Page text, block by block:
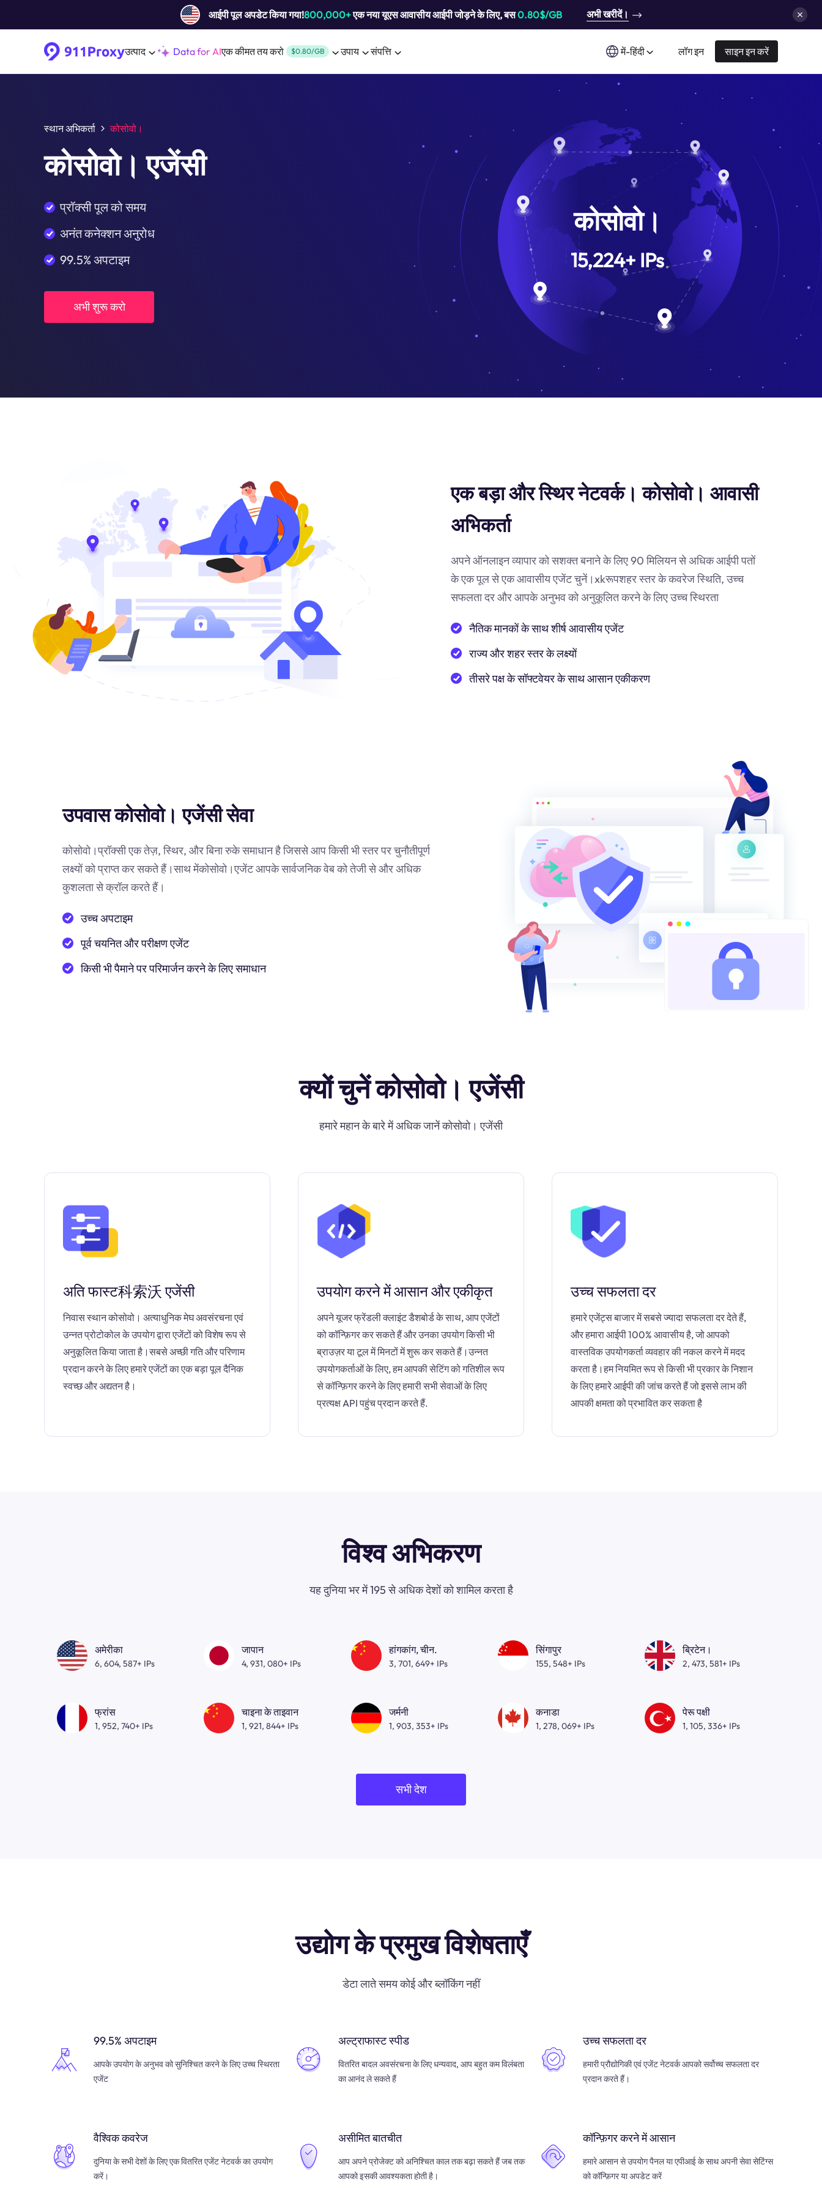
आईपी ​​पूल अपडेट किया गया!800,000+एक नया यूएस आवासीय आईपी जोड़ने के लिए, बस0.80$/GB अभी खरीदें।
उत्पाद Data for AIएक कीमत तय करो $0.80/GB उपाय संपत्ति में-हिंदी लॉग इन साइन इन करें
स्थान अभिकर्ता कोसोवो।
कोसोवो। एजेंसी
प्रॉक्सी पूल को समय
अनंत कनेक्शन अनुरोध
99.5% अपटाइम
अभी शुरू करो
कोसोवो।
15,224+ IPs
एक बड़ा और स्थिर नेटवर्क। कोसोवो। आवासी
अभिकर्ता
अपने ऑनलाइन व्यापार को सशक्त बनाने के लिए 90 मिलियन से अधिक आईपी पतों
के एक पूल से एक आवासीय एजेंट चुनें।xkरूपशहर स्तर के कवरेज स्थिति, उच्च
सफलता दर और आपके अनुभव को अनुकूलित करने के लिए उच्च स्थिरता
नैतिक मानकों के साथ शीर्ष आवासीय एजेंट
राज्य और शहर स्तर के लक्ष्यों
तीसरे पक्ष के सॉफ्टवेयर के साथ आसान एकीकरण
उपवास कोसोवो। एजेंसी सेवा
कोसोवो।प्रॉक्सी एक तेज़, स्थिर, और बिना रुके समाधान है जिससे आप किसी भी स्तर पर चुनौतीपूर्ण
लक्ष्यों को प्राप्त कर सकते हैं।साथ मेंकोसोवो।एजेंट आपके सार्वजनिक वेब को तेजी से और अधिक
कुशलता से क्रॉल करते हैं।
उच्च अपटाइम
पूर्व चयनित और परीक्षण एजेंट
किसी भी पैमाने पर परिमार्जन करने के लिए समाधान
क्यों चुनें कोसोवो। एजेंसी
हमारे महान के बारे में अधिक जानें कोसोवो। एजेंसी
अति फास्ट科索沃 एजेंसी
निवास स्थान कोसोवो। अत्याधुनिक मेघ अवसंरचना एवं
उन्नत प्रोटोकोल के उपयोग द्वारा एजेंटों को विशेष रूप से
अनुकूलित किया जाता है।सबसे अच्छी गति और परिणाम
प्रदान करने के लिए हमारे एजेंटों का एक बड़ा पूल दैनिक
स्वच्छ और अद्यतन है।
उपयोग करने में आसान और एकीकृत
अपने यूजर फ्रेंडली क्लाइंट डैशबोर्ड के साथ, आप एजेंटों
को कॉन्फ़िगर कर सकते हैं और उनका उपयोग किसी भी
ब्राउज़र या टूल में मिनटों में शुरू कर सकते हैं।उन्नत
उपयोगकर्ताओं के लिए, हम आपकी सेटिंग को गतिशील रूप
से कॉन्फ़िगर करने के लिए हमारी सभी सेवाओं के लिए
प्रत्यक्ष API पहुंच प्रदान करते हैं.
उच्च सफलता दर
हमारे एजेंट्स बाजार में सबसे ज्यादा सफलता दर देते हैं,
और हमारा आईपी 100% आवासीय है, जो आपको
वास्तविक उपयोगकर्ता व्यवहार की नकल करने में मदद
करता है।हम नियमित रूप से किसी भी प्रकार के निशान
के लिए हमारे आईपी की जांच करते हैं जो इससे लाभ की
आपकी क्षमता को प्रभावित कर सकता है
विश्व अभिकरण
यह दुनिया भर में 195 से अधिक देशों को शामिल करता है
अमेरीका
6, 604, 587+ IPs
जापान
4, 931, 080+ IPs
हांगकांग, चीन.
3, 701, 649+ IPs
सिंगापुर
155, 548+ IPs
ब्रिटेन।
2, 473, 581+ IPs
फ्रांस
1, 952, 740+ IPs
चाइना के ताइवान
1, 921, 844+ IPs
जर्मनी
1, 903, 353+ IPs
कनाडा
1, 278, 069+ IPs
पेरू पक्षी
1, 105, 336+ IPs
सभी देश
उद्योग के प्रमुख विशेषताएँ
डेटा लाते समय कोई और ब्लॉकिंग नहीं
99.5% अपटाइम
आपके उपयोग के अनुभव को सुनिश्चित करने के लिए उच्च स्थिरता
एजेंट
अल्ट्राफास्ट स्पीड
वितरित बादल अवसंरचना के लिए धन्यवाद, आप बहुत कम विलंबता
का आनंद ले सकते हैं
उच्च सफलता दर
हमारी प्रौद्योगिकी एवं एजेंट नेटवर्क आपको सर्वोच्च सफलता दर
प्रदान करते हैं।
वैश्विक कवरेज
दुनिया के सभी देशों के लिए एक वितरित एजेंट नेटवर्क का उपयोग
करें।
असीमित बातचीत
आप अपने प्रोजेक्ट को अनिश्चित काल तक बढ़ा सकते हैं जब तक
आपको इसकी आवश्यकता होती है।
कॉन्फ़िगर करने में आसान
हमारे आसान से उपयोग पैनल या एपीआई के साथ अपनी सेवा सेटिंग्स
को कॉन्फ़िगर या अपडेट करें